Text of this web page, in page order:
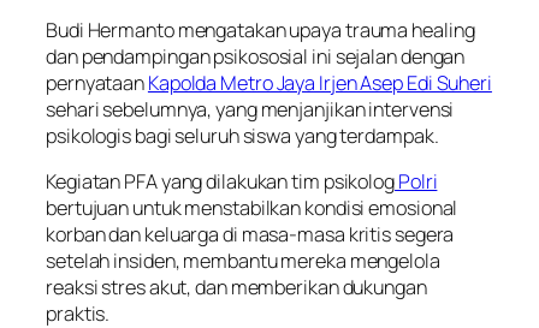
Budi Hermanto mengatakan upaya trauma healing
dan pendampingan psikososial ini sejalan dengan
pernyataanKapolda Metro Jaya Irjen Asep Edi Suheri
sehari sebelumnya, yang menjanjikan intervensi
psikologis bagi seluruh siswa yang terdampak.
Kegiatan PFA yang dilakukan tim psikologPolri
bertujuan untuk menstabilkan kondisi emosional
korban dan keluarga di masa-masa kritis segera
setelah insiden, membantu mereka mengelola
reaksi stres akut, dan memberikan dukungan
praktis.